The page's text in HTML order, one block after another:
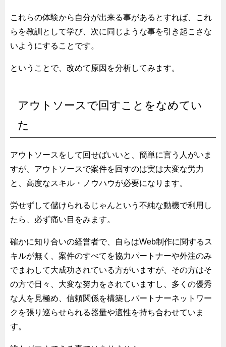
これらの体験から自分が出来る事があるとすれば、これ
らを教訓として学び、次に同じような事を引き起こさな
いようにすることです。
ということで、改めて原因を分析してみます。
アウトソースで回すことをなめてい
た
アウトソースをして回せばいいと、簡単に言う人がいま
すが、アウトソースで案件を回すのは実は大変な労力
と、高度なスキル・ノウハウが必要になります。
労せずして儲けられるじゃんという不純な動機で利用し
たら、必ず痛い目をみます。
確かに知り合いの経営者で、自らはWeb制作に関するス
キルが無く、案件のすべてを協力パートナーや外注のみ
でまわして大成功されている方がいますが、その方はそ
の方で日々、大変な努力をされていますし、多くの優秀
な人を見極め、信頼関係を構築しパートナーネットワー
クを張り巡らせられる器量や適性を持ち合わせていま
す。